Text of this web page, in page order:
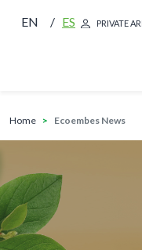
Skip to main content
EN ES PRIVATE
breadcrumb
home Ecoembes News